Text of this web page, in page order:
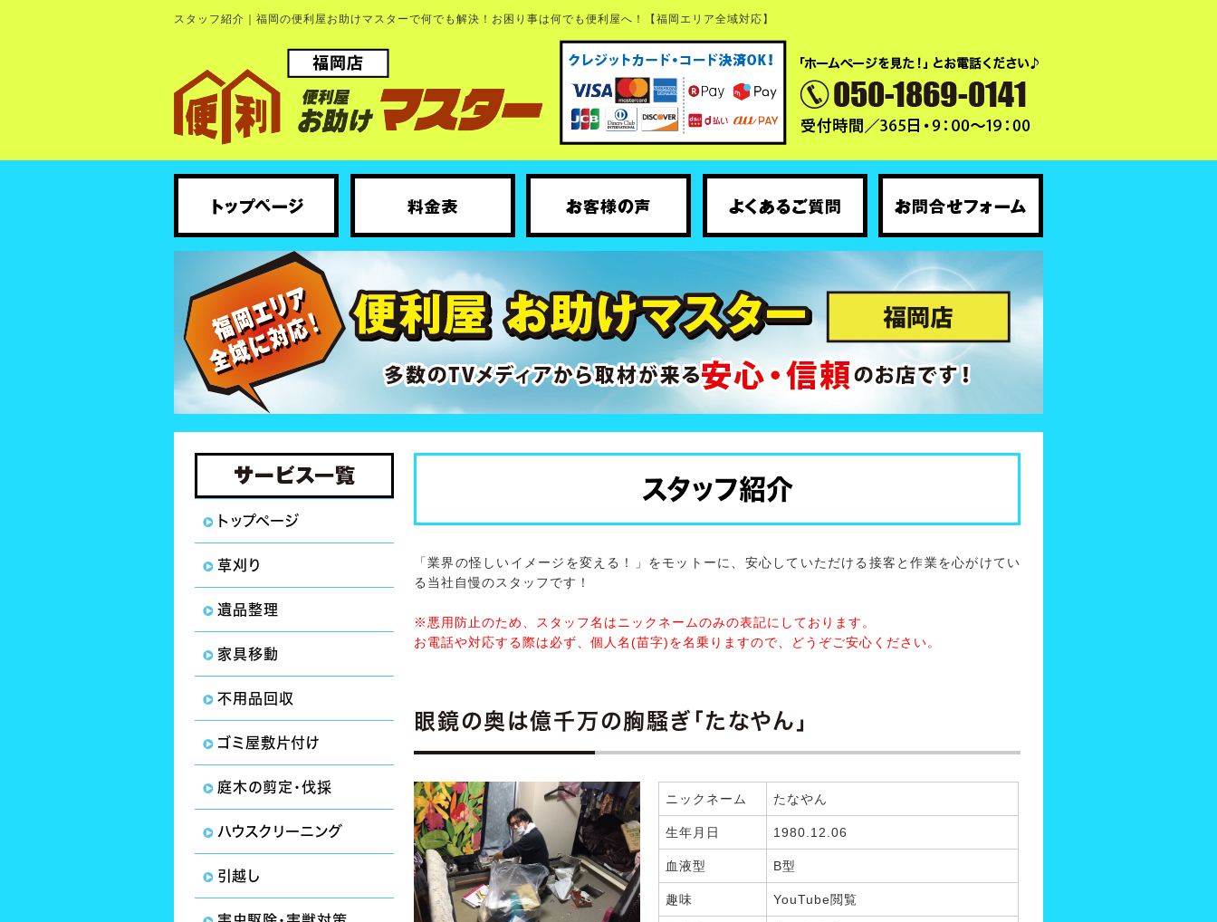
スタッフ紹介｜福岡の便利屋お助けマスターで何でも解決！お困り事は何でも便利屋へ！【福岡エリア全域対応】
トップページ
草刈り
遺品整理
家具移動
不用品回収
ゴミ屋敷片付け
庭木の剪定・伐採
ハウスクリーニング
引越し
スタッフ紹介
「業界の怪しいイメージを変える！」をモットーに、安心していただける接客と作業を心がけてい
る当社自慢のスタッフです！
※悪用防止のため、スタッフ名はニックネームのみの表記にしております。
お電話や対応する際は必ず、個人名(苗字)を名乗りますので、どうぞご安心ください。
眼鏡の奥は億千万の胸騒ぎ「たなやん」
ニックネーム たなやん
生年月日 1980.12.06
血液型 B型
趣味 YouTube閲覧